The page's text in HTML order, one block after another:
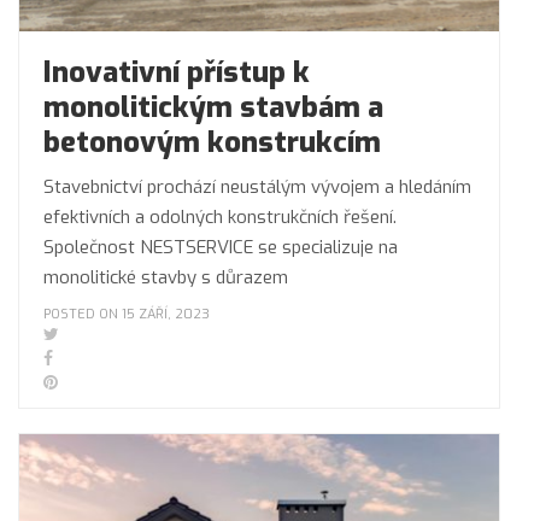
Inovativní přístup k
monolitickým stavbám a
betonovým konstrukcím
Stavebnictví prochází neustálým vývojem a hledáním
efektivních a odolných konstrukčních řešení.
Společnost NESTSERVICE se specializuje na
monolitické stavby s důrazem
POSTED ON 15 ZÁŘÍ, 2023